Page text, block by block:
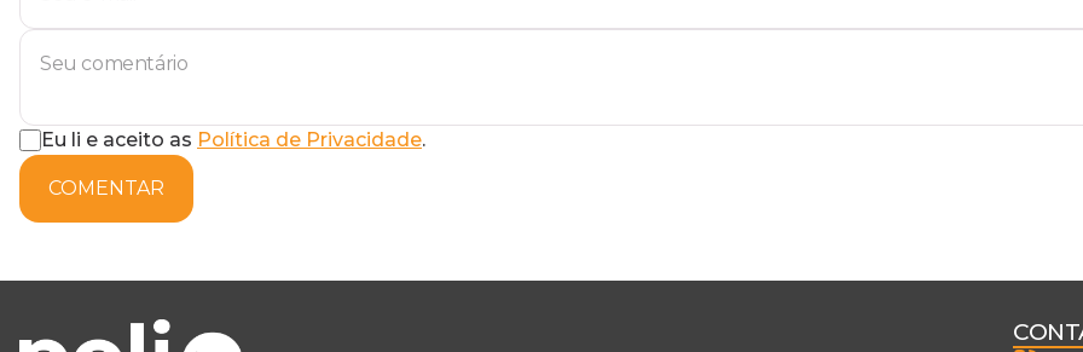
Eu li e aceito as Política de Privacidade.
COMENTAR